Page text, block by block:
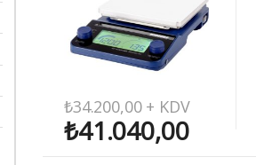
₺34.200,00+ KDV
₺41.040,00